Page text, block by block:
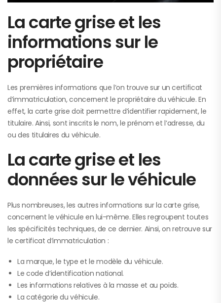
La carte grise et les
informations sur le
propriétaire
Les premières informations que l’on trouve sur un certificat
d’immatriculation, concernent le propriétaire du véhicule. En
effet, la carte grise doit permettre d’identifier rapidement, le
titulaire. Ainsi, sont inscrits le nom, le prénom et l’adresse, du
ou des titulaires du véhicule.
La carte grise et les
données sur le véhicule
Plus nombreuses, les autres informations sur la carte grise,
concernent le véhicule en lui-même. Elles regroupent toutes
les spécificités techniques, de ce dernier. Ainsi, on retrouve sur
le certificat d’immatriculation :
La marque, le type et le modèle du véhicule.
Le code d’identification national.
Les informations relatives à la masse et au poids.
La catégorie du véhicule.